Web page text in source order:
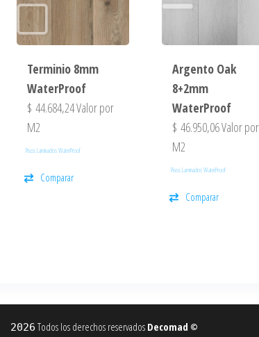
Terminio 8mm
WaterProof
$ 44.684,24Valor por
M2
Pisos Laminados WaterProof
Comparar
Argento Oak
8+2mm
WaterProof
$ 46.950,06Valor por
M2
Pisos Laminados WaterProof
Comparar
2026 Todos los derechos reservados Decomad ©